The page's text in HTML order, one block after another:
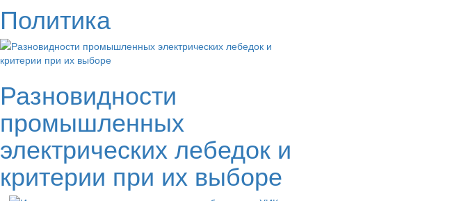
Политика
Разновидности
промышленных
электрических лебедок и
критерии при их выборе